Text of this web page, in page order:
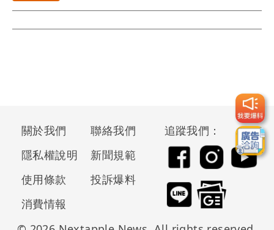
關於我們
聯絡我們
隱私權說明
新聞規範
使用條款
投訴爆料
消費情報
追蹤我們：